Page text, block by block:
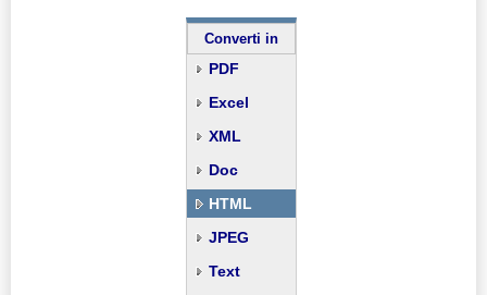
Converti in
PDF
Excel
XML
Doc
HTML
JPEG
Text